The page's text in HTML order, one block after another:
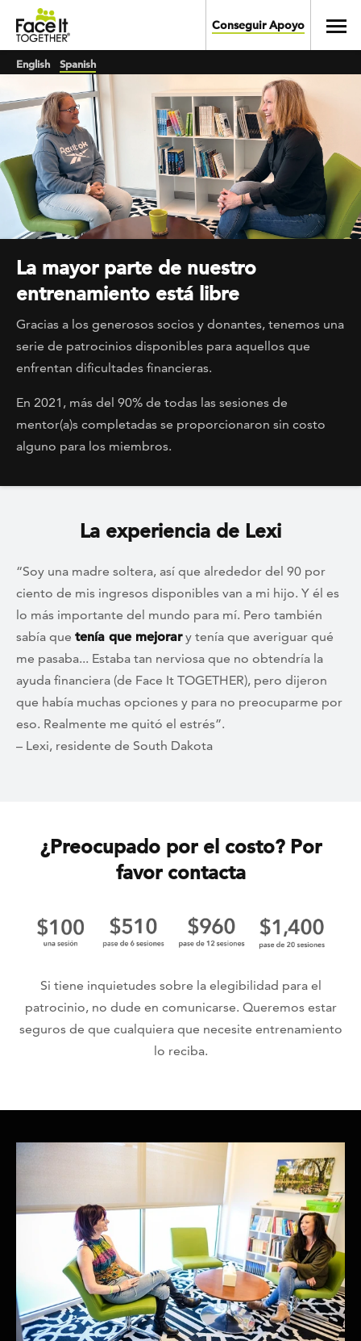
Skip to main content
Conseguir Apoyo
English Spanish
La mayor parte de nuestro
entrenamiento está libre
Gracias a los generosos socios y donantes, tenemos una
serie de patrocinios disponibles para aquellos que
enfrentan dificultades financieras.
En 2021, más del 90% de todas las sesiones de
mentor(a)s completadas se proporcionaron sin costo
alguno para los miembros.
La experiencia de Lexi
“Soy una madre soltera, así que alrededor del 90 por
ciento de mis ingresos disponibles van a mi hijo. Y él es
lo más importante del mundo para mí. Pero también
sabía que tenía que mejorary tenía que averiguar qué
me pasaba... Estaba tan nerviosa que no obtendría la
ayuda financiera (de Face It TOGETHER), pero dijeron
que había muchas opciones y para no preocuparme por
eso. Realmente me quitó el estrés”.
– Lexi, residente de South Dakota
¿Preocupado por el costo? Por
favor contacta
Si tiene inquietudes sobre la elegibilidad para el
patrocinio, no dude en comunicarse. Queremos estar
seguros de que cualquiera que necesite entrenamiento
lo reciba.